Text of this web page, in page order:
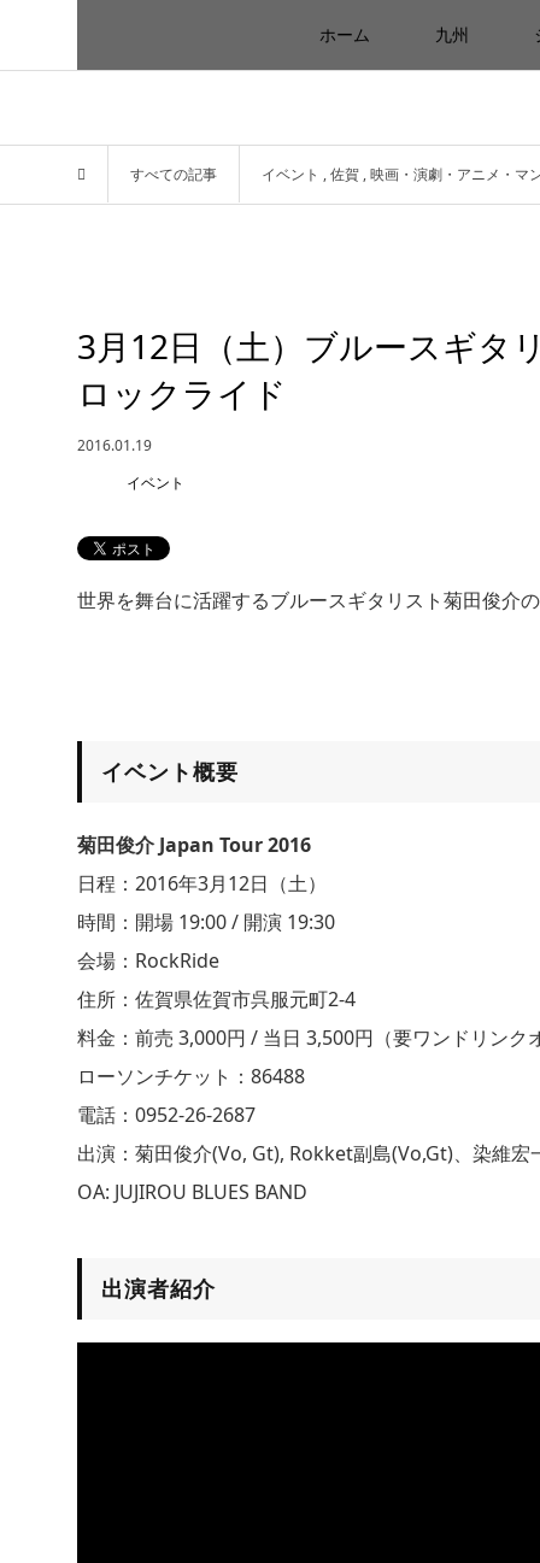
ホーム 九州
すべての記事 イベント ,佐賀 ,映画・演劇・アニメ・マ
3月12日（土）ブルースギタ
ロックライド
2016.01.19
イベント
世界を舞台に活躍するブルースギタリスト菊田俊介
イベント概要
菊田俊介 Japan Tour 2016
日程：2016年3月12日（土）
時間：開場 19:00 / 開演 19:30
会場：RockRide
住所：佐賀県佐賀市呉服元町2-4
料金：前売 3,000円 / 当日 3,500円（要ワンドリンク
ローソンチケット：86488
電話：0952-26-2687
出演：菊田俊介(Vo, Gt), Rokket副島(Vo,Gt)、染維
OA: JUJIROU BLUES BAND
出演者紹介